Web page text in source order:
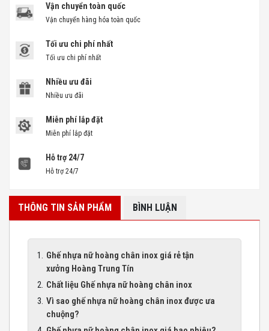
Vận chuyển toàn quốc
Vận chuyển hàng hóa toàn quốc
Tối ưu chi phí nhất
Tối ưu chi phí nhất
Nhiều ưu đãi
Nhiều ưu đãi
Miễn phí lắp đặt
Miễn phí lắp đặt
Hỗ trợ 24/7
Hỗ trợ 24/7
THÔNG TIN SẢN PHẨM BÌNH LUẬN
Ghế nhựa nữ hoàng chân inox giá rẻ tận
xưởng Hoàng Trung Tín
Chất liệu Ghế nhựa nữ hoàng chân inox
Vì sao ghế nhựa nữ hoàng chân inox được ưa
chuộng?